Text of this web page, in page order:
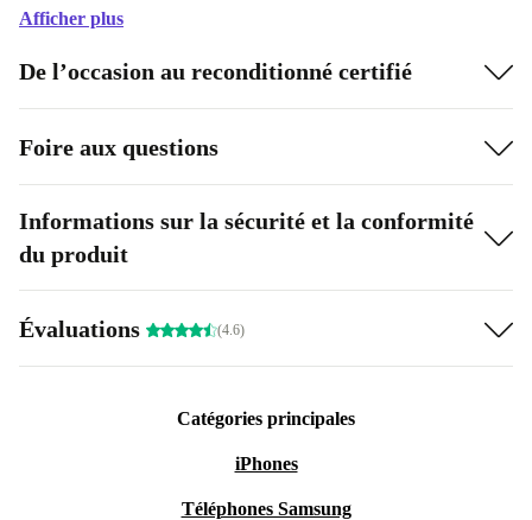
Afficher plus
De l’occasion au reconditionné certifié
Foire aux questions
Informations sur la sécurité et la conformité
du produit
Évaluations (4.6)
Catégories principales
iPhones
Téléphones Samsung